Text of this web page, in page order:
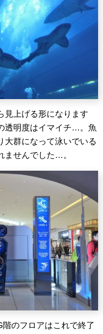
見上げる形になります
透明度はイマイチ…。魚
大群になって泳いでいる
ませんでした…。
階のフロアはこれで終了